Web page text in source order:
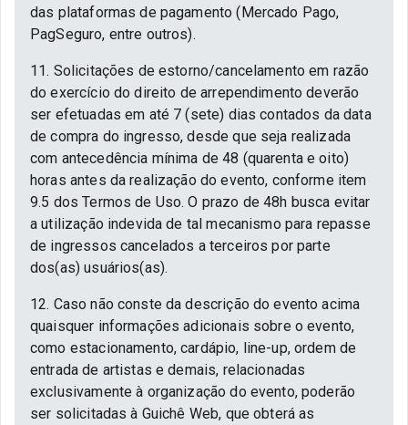
das plataformas de pagamento (Mercado Pago,
PagSeguro, entre outros).
11. Solicitações de estorno/cancelamento em razão
do exercício do direito de arrependimento deverão
ser efetuadas em até 7 (sete) dias contados da data
de compra do ingresso, desde que seja realizada
com antecedência mínima de 48 (quarenta e oito)
horas antes da realização do evento, conforme item
9.5 dos Termos de Uso. O prazo de 48h busca evitar
a utilização indevida de tal mecanismo para repasse
de ingressos cancelados a terceiros por parte
dos(as) usuários(as).
12. Caso não conste da descrição do evento acima
quaisquer informações adicionais sobre o evento,
como estacionamento, cardápio, line-up, ordem de
entrada de artistas e demais, relacionadas
exclusivamente à organização do evento, poderão
ser solicitadas à Guichê Web, que obterá as